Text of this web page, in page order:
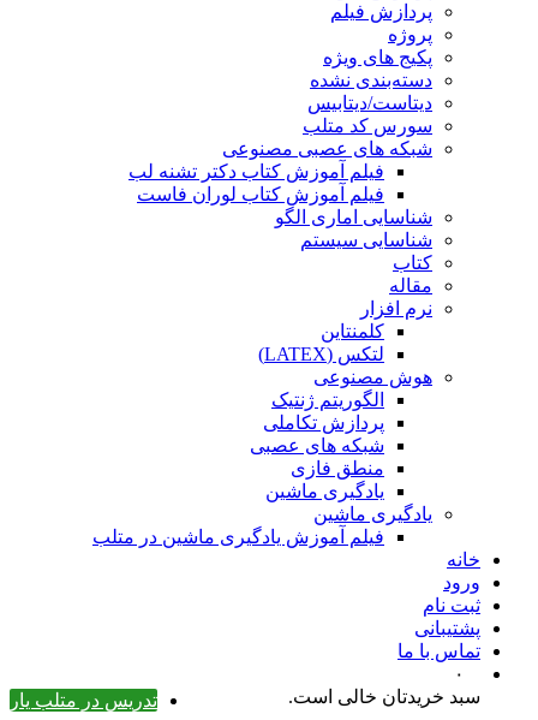
پردازش فیلم
پروژه
پکیج های ویژه
دسته‌بندی نشده
دیتاست/دیتابیس
سورس کد متلب
شبکه های عصبی مصنوعی
فیلم آموزش کتاب دکتر تشنه لب
فیلم آموزش کتاب لوران فاست
شناسایی اماری الگو
شناسایی سیستم
کتاب
مقاله
نرم افزار
کلمنتاین
لتکس (LATEX)
هوش مصنوعی
الگوریتم ژنتیک
پردازش تکاملی
شبکه های عصبی
منطق فازی
یادگیری ماشین
یادگیری ماشین
فیلم آموزش یادگیری ماشین در متلب
خانه
ورود
ثبت نام
پشتیبانی
تماس با ما
۰
تدریس در متلب یار
سبد خریدتان خالی است.